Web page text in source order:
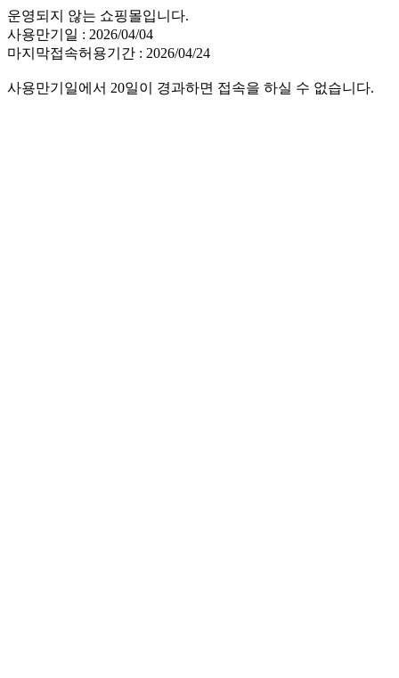
운영되지 않는 쇼핑몰입니다.
사용만기일 : 2026/04/04
마지막접속허용기간 : 2026/04/24
사용만기일에서 20일이 경과하면 접속을 하실 수 없습니다.